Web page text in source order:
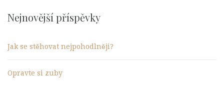
Nejnovější příspěvky
Jak se stěhovat nejpohodlněji?
Opravte si zuby